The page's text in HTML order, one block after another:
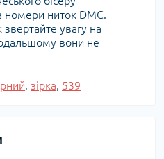
номери ниток DMC.
звертайте увагу на
вони не
, зірка, 539